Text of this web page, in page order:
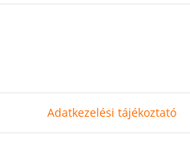
Adatkezelési tájékoztató